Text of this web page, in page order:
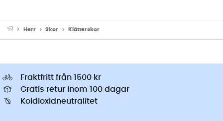
Herr Skor Klätterskor
Fraktfritt från 1500 kr
Gratis retur inom 100 dagar
Koldioxidneutralitet